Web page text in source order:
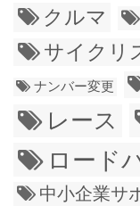
クルマ
サイクリ
ナンバー変更
レース
ロード
中小企業サ